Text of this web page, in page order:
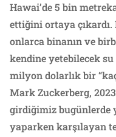
Hawai’de 5 bin
ettiğini ortaya çıkardı.
onlarca binanın ve
kendine yetebilecek
milyon dolarlık bir
Mark Zuckerberg,
girdiğimiz bugünlerde
yaparken karşılayan